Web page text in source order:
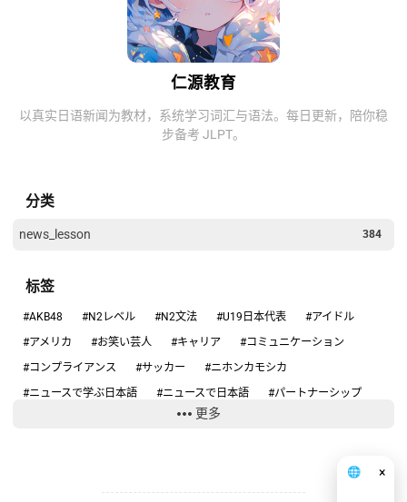
仁源教育
以真实日语新闻为教材，系统学习词汇与语法。每日更新，陪你稳
步备考 JLPT。
分类
news_lesson 384
标签
#AKB48 #N2レベル #N2文法 #U19日本代表
#アイドル
#アメリカ
#お笑い芸人 #キャリア
#コミュニケーション
#コンプライアンス
#サッカー
#ニホンカモシカ
#ニュースで学ぶ日本語
#ニュースで日本語
#パートナーシップ
#フィギュアスケート
#情報リテラシー #感動する話 #旅行の安全
更多
🌐 ×